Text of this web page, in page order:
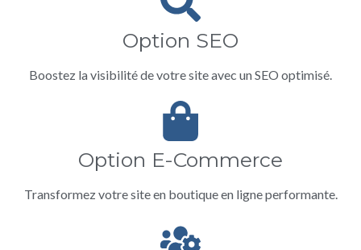
Option SEO
Boostez la visibilité de votre site avec un SEO optimisé.
Option E-Commerce
Transformez votre site en boutique en ligne performante.